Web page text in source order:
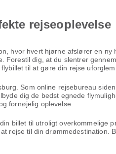
rejseoplevelse
hvor hvert hjørne afslører en
dig, at du slentrer
til at gøre din rejse
Som online rejsebureau
dig de bedst egnede
fornøjelig oplevelse.
billet til utroligt overkommelige
rejse til din drømmedestination.